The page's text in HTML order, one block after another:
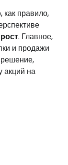
правило,
. Главное,
и продажи
решение,
акций на